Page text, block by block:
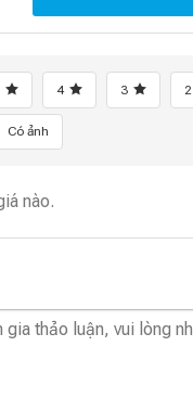
4 3 2
Có ảnh
nào.